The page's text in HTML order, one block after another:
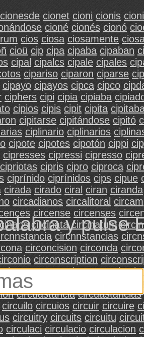
y pulse
cionesde cionet cioni cionis
cioné cionés cionó
cios ciosa ciosamente
cioü cip cipa cipaba cipaban
cipal cipalcs cipale cipales
cipariso ciparon ciparse
cipayo cipayos cipca cipco
ciphers cipi cipia cipiaba
cipios cipis cipit cipita
cipitarse cipitándose cipitó
ciplinario ciplinarios
cipote cipotes cipotón cippi
cipresses cipressi cipresso
cipriotas cipris cipro ciproca
ciprínido ciprínidos cips cipue
cirada cirado ciral ciran ciranda
circadianos circalitoral circam
circense circenses
circinata circinatum
circnnstancias
circoncision circonda
circonscription
circonstances circonstancia
circonvoluciones
circuastancia circuastancias
circuilo circuios circuir circuire
circuitry circuits circuitu
circulaci circulacio circulacion